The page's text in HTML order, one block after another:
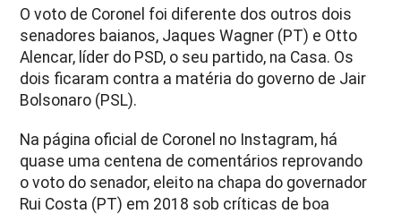
O voto de Coronel foi diferente dos outros dois
senadores baianos, Jaques Wagner (PT) e Otto
Alencar, líder do PSD, o seu partido, na Casa. Os
dois ficaram contra a matéria do governo de Jair
Bolsonaro (PSL).
Na página oficial de Coronel no Instagram, há
quase uma centena de comentários reprovando
o voto do senador, eleito na chapa do governador
Rui Costa (PT) em 2018 sob críticas de boa